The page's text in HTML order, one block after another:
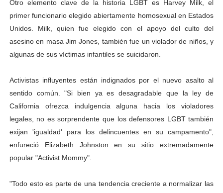
Otro elemento clave de la historia LGBT es Harvey Milk, el
primer funcionario elegido abiertamente homosexual en Estados
Unidos. Milk, quien fue elegido con el apoyo del culto del
asesino en masa Jim Jones, también fue un violador de niños, y
algunas de sus víctimas infantiles se suicidaron.
Activistas influyentes están indignados por el nuevo asalto al
sentido común. "Si bien ya es desagradable que la ley de
California ofrezca indulgencia alguna hacia los violadores
legales, no es sorprendente que los defensores LGBT también
exijan 'igualdad' para los delincuentes en su campamento",
enfureció Elizabeth Johnston en su sitio extremadamente
popular "Activist Mommy".
"Todo esto es parte de una tendencia creciente a normalizar las